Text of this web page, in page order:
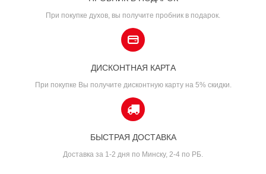
При покупке духов, вы получите пробник в подарок.
ДИСКОНТНАЯ КАРТА
При покупке Вы получите дисконтную карту на 5% скидки.
БЫСТРАЯ ДОСТАВКА
Доставка за 1-2 дня по Минску, 2-4 по РБ.